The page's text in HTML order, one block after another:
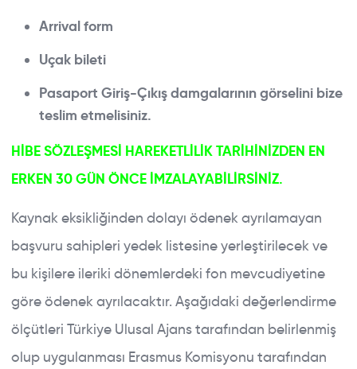
Arrival form
Uçak bileti
Pasaport Giriş-Çıkış damgalarının görselini bize
teslim etmelisiniz.
HİBE SÖZLEŞMESİ HAREKETLİLİK TARİHİNİZDEN EN
ERKEN 30 GÜN ÖNCE İMZALAYABİLİRSİNİZ.
Kaynak eksikliğinden dolayı ödenek ayrılamayan
başvuru sahipleri yedek listesine yerleştirilecek ve
bu kişilere ileriki dönemlerdeki fon mevcudiyetine
göre ödenek ayrılacaktır. Aşağıdaki değerlendirme
ölçütleri Türkiye Ulusal Ajans tarafından belirlenmiş
olup uygulanması Erasmus Komisyonu tarafından